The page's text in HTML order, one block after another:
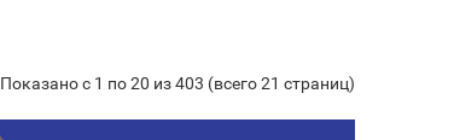
Показано с 1 по 20 из 403 (всего 21 страниц)